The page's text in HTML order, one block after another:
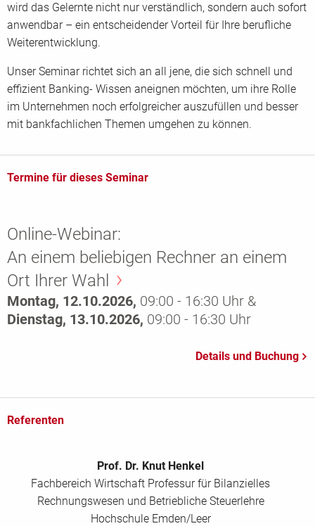
wird das Gelernte nicht nur verständlich, sondern auch sofort
anwendbar – ein entscheidender Vorteil für Ihre berufliche
Weiterentwicklung.
Unser Seminar richtet sich an all jene, die sich schnell und
effizient Banking- Wissen aneignen möchten, um ihre Rolle
im Unternehmen noch erfolgreicher auszufüllen und besser
mit bankfachlichen Themen umgehen zu können.
Termine für dieses Seminar
Online-Webinar:
An einem beliebigen Rechner an einem
Ort Ihrer Wahl
Montag, 12.10.2026, 09:00 - 16:30 Uhr &
Dienstag, 13.10.2026, 09:00 - 16:30 Uhr
Referenten
Prof. Dr. Knut Henkel
Fachbereich Wirtschaft Professur für Bilanzielles
Rechnungswesen und Betriebliche Steuerlehre
Hochschule Emden/Leer